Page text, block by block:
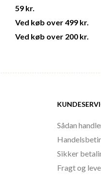
59 kr.
Ved køb over 499 kr.
Ved køb over 200 kr.
Sådan
Sikker
Fragt og